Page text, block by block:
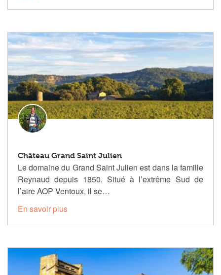
Château Grand Saint Julien
Le domaine du Grand Saint Julien est dans la famille
Reynaud depuis 1850. Situé à l’extrême Sud de
l’aire AOP Ventoux, il se…
En savoir plus